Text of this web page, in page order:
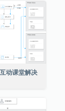
动课堂解决